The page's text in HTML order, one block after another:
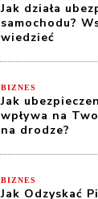
Jak działa
samochodu?
wiedzieć
BIZNES
Jak
wpływa na
na drodze?
BIZNES
Jak Odzyskać